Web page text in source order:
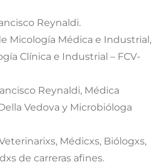
Reynaldi.
Micología Médica e Industrial,
Clínica e Industrial – FCV-
Reynaldi, Médica
Vedova y Microbióloga
Médicxs, Biólogxs,
de carreras afines.